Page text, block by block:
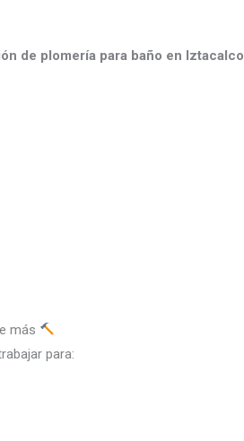
de plomería para baño en Iztacalco
más
para: